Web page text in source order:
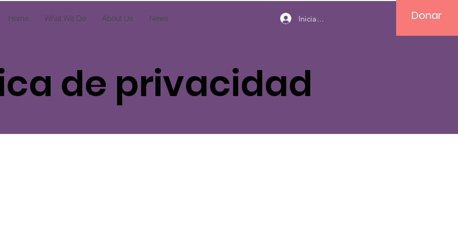
Home What We Do About Us News Iniciar sesión Donar
de privacidad